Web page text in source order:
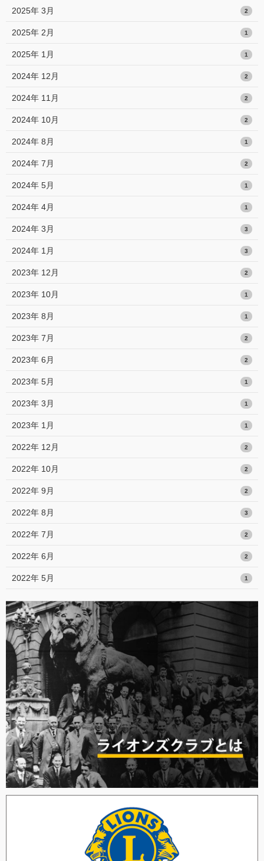
2025年 3月 2
2025年 2月 1
2025年 1月 1
2024年 12月 2
2024年 11月 2
2024年 10月 2
2024年 8月 1
2024年 7月 2
2024年 5月 1
2024年 4月 1
2024年 3月 3
2024年 1月 3
2023年 12月 2
2023年 10月 1
2023年 8月 1
2023年 7月 2
2023年 6月 2
2023年 5月 1
2023年 3月 1
2023年 1月 1
2022年 12月 2
2022年 10月 2
2022年 9月 2
2022年 8月 3
2022年 7月 2
2022年 6月 2
2022年 5月 1